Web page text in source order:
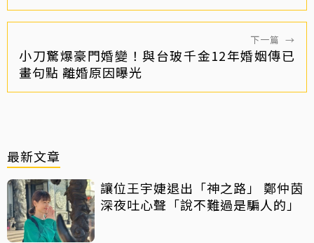
下一篇 →
小刀驚爆豪門婚變！與台玻千金12年婚姻傳已
畫句點 離婚原因曝光
最新文章
讓位王宇婕退出「神之路」 鄭仲茵
深夜吐心聲「說不難過是騙人的」